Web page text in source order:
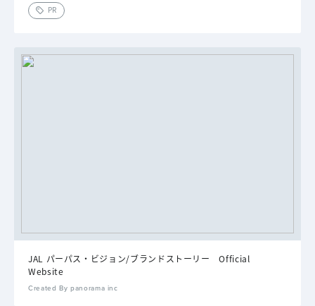
PR
JAL パーパス・ビジョン/ブランドストーリー Official
Website
Created By panorama inc